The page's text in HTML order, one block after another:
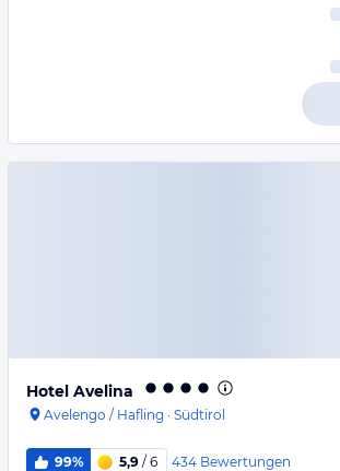
Hotel Avelina
Avelengo / Hafling · Südtirol
99% 5,9 / 6 434 Bewertungen